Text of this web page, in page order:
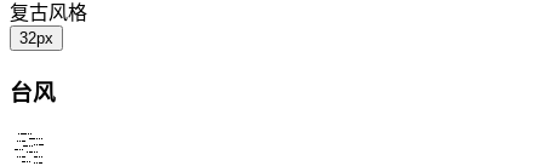
复古风格
32px
台风